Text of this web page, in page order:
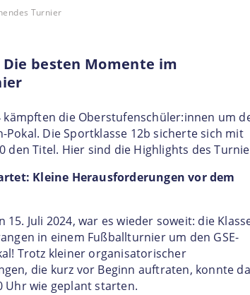
Turnier
Die besten Momente im
kämpften die Oberstufenschüler:innen um
Pokal. Die Sportklasse 12b sicherte sich mit
den Titel. Hier sind die Highlights des
Kleine Herausforderungen vor dem
15. Juli 2024, war es wieder soweit: die
in einem Fußballturnier um den GSE-
Trotz kleiner organisatorischer
die kurz vor Beginn auftraten, konnte
Uhr wie geplant starten.